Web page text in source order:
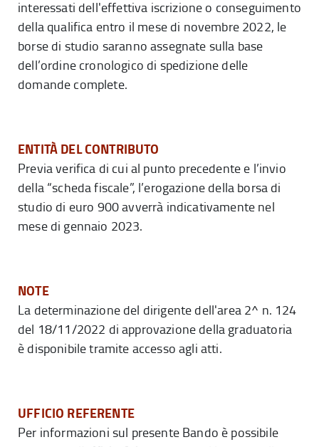
interessati dell'effettiva iscrizione o conseguimento
della qualifica entro il mese di novembre 2022, le
borse di studio saranno assegnate sulla base
dell’ordine cronologico di spedizione delle
domande complete.
ENTITÀ DEL CONTRIBUTO
Previa verifica di cui al punto precedente e l’invio
della “scheda fiscale”, l’erogazione della borsa di
studio di euro 900 avverrà indicativamente nel
mese di gennaio 2023.
NOTE
La determinazione del dirigente dell'area 2^ n. 124
del 18/11/2022 di approvazione della graduatoria
è disponibile tramite accesso agli atti.
UFFICIO REFERENTE
Per informazioni sul presente Bando è possibile